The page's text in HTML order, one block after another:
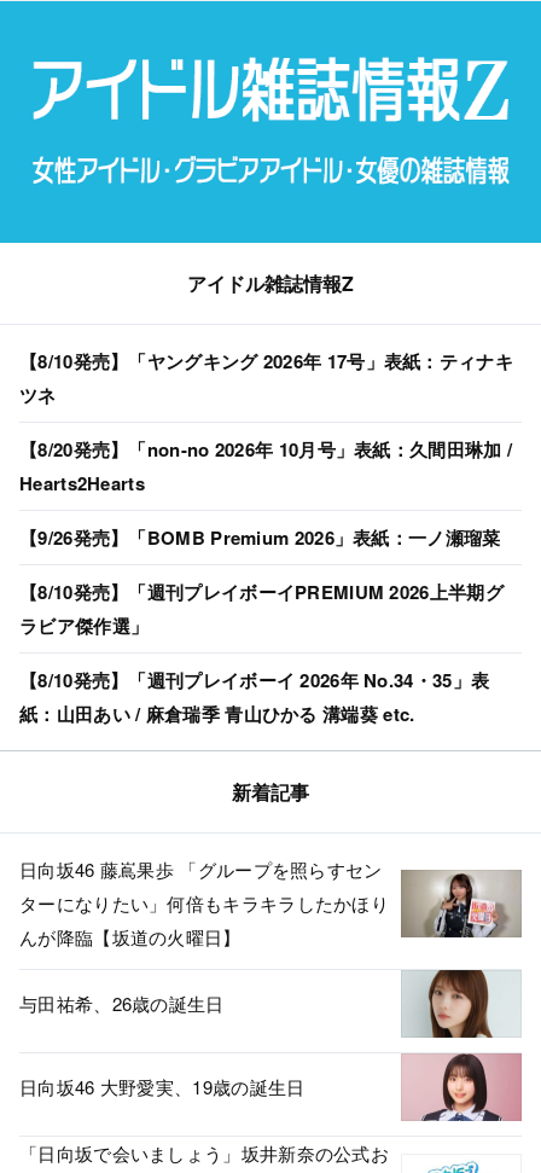
アイドル雑誌情報Z
【8/10発売】「ヤングキング 2026年 17号」表紙：ティナキ
ツネ
【8/20発売】「non-no 2026年 10月号」表紙：久間田琳加 /
Hearts2Hearts
【9/26発売】「BOMB Premium 2026」表紙：一ノ瀬瑠菜
【8/10発売】「週刊プレイボーイPREMIUM 2026上半期グ
ラビア傑作選」
【8/10発売】「週刊プレイボーイ 2026年 No.34・35」表
紙：山田あい / 麻倉瑞季 青山ひかる 溝端葵 etc.
新着記事
日向坂46 藤嶌果歩 「グループを照らすセン
ターになりたい」何倍もキラキラしたかほり
んが降臨【坂道の火曜日】
与田祐希、26歳の誕生日
日向坂46 大野愛実、19歳の誕生日
「日向坂で会いましょう」坂井新奈の公式お